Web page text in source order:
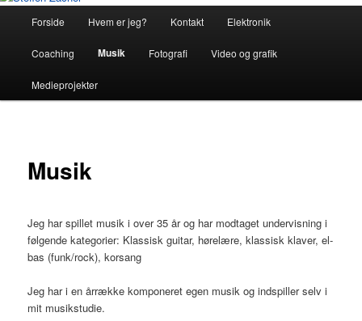
Skip
to
primary
Forside Hvem er jeg? Kontakt Elektronik
Coaching Musik Fotografi Video og grafik
Medieprojekter
Musik
Jeg har spillet musik i over 35 år og har modtaget undervisning i
følgende kategorier: Klassisk guitar, hørelære, klassisk klaver, el-
bas (funk/rock), korsang
Jeg har i en årrække komponeret egen musik og indspiller selv i
mit musikstudie.